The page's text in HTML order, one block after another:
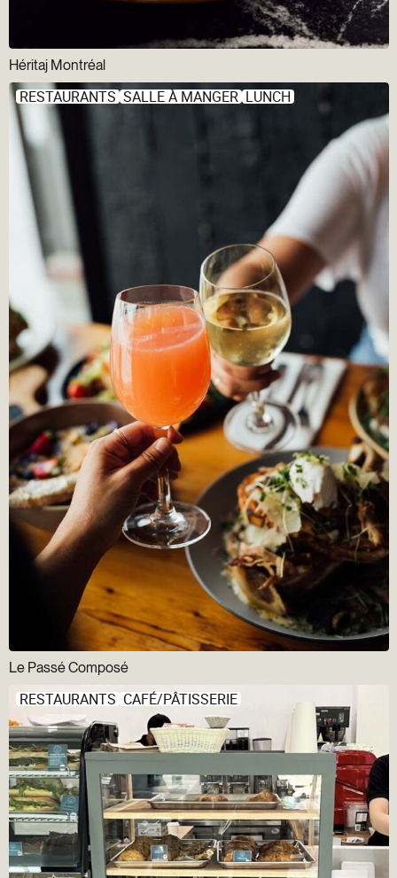
Héritaj Montréal
RESTAURANTS SALLE À MANGER LUNCH
Le Passé Composé
RESTAURANTS CAFÉ/PÂTISSERIE